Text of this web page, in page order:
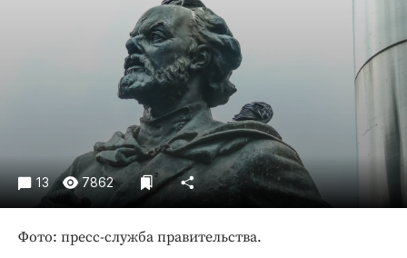
Праздники
Происшествия
Экономика и бизнес
ПРОЕКТЫ
Издания
13 7862
Фото: пресс-служба правительства.